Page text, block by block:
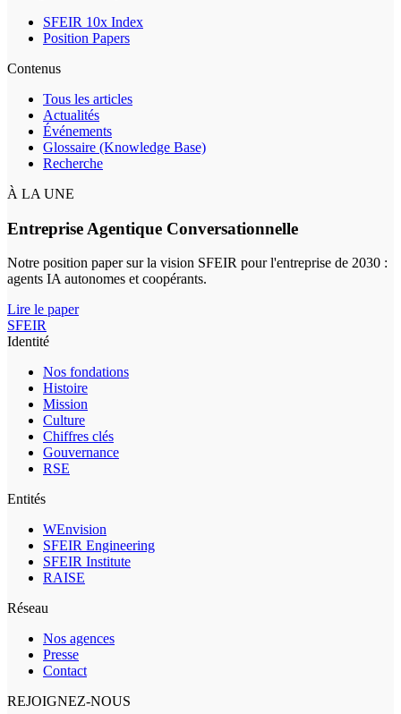
SFEIR 10x Index
Position Papers
Contenus
Tous les articles
Actualités
Événements
Glossaire (Knowledge Base)
Recherche
À LA UNE
Entreprise Agentique Conversationnelle
Notre position paper sur la vision SFEIR pour l'entreprise de 2030 :
agents IA autonomes et coopérants.
Lire le paper
SFEIR
Identité
Nos fondations
Histoire
Mission
Culture
Chiffres clés
Gouvernance
RSE
Entités
WEnvision
SFEIR Engineering
SFEIR Institute
RAISE
Réseau
Nos agences
Presse
Contact
REJOIGNEZ-NOUS